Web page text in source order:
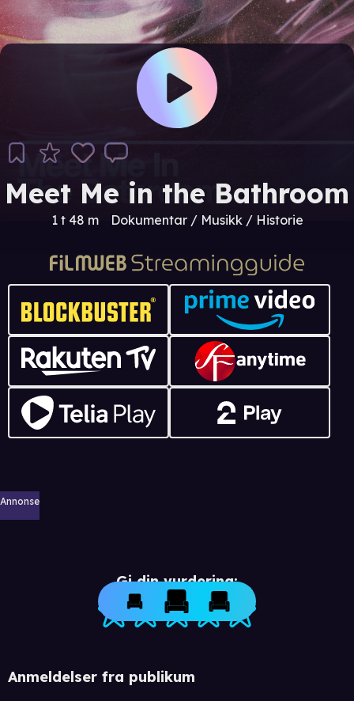
Meet Me in the Bathroom
1 t 48 m Dokumentar / Musikk / Historie
Annonse
Gi din vurdering:
Anmeldelser fra publikum